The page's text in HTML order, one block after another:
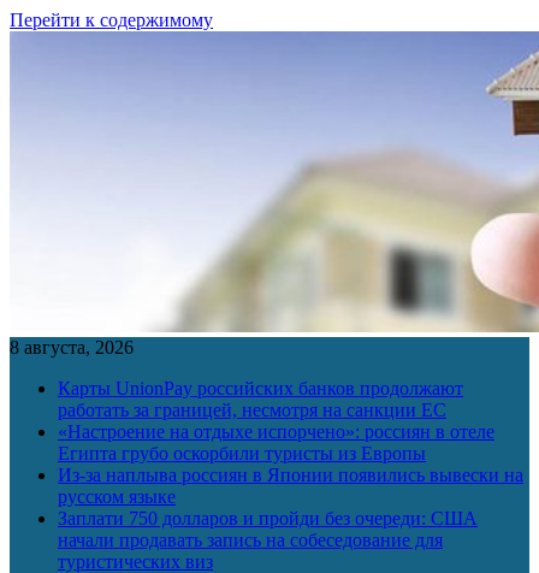
Перейти к содержимому
8 августа, 2026
Карты UnionPay российских банков продолжают
работать за границей, несмотря на санкции ЕС
«Настроение на отдыхе испорчено»: россиян в отеле
Египта грубо оскорбили туристы из Европы
Из-за наплыва россиян в Японии появились вывески на
русском языке
Заплати 750 долларов и пройди без очереди: США
начали продавать запись на собеседование для
туристических виз